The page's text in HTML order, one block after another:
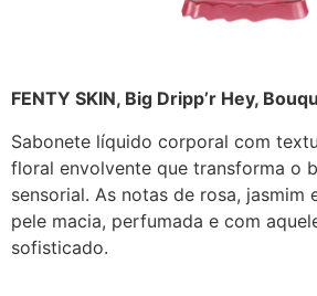
FENTY SKIN, Big Dripp’r Hey,
Sabonete líquido corporal com
floral envolvente que transforma o
sensorial. As notas de rosa, jasmim
pele macia, perfumada e com
sofisticado.